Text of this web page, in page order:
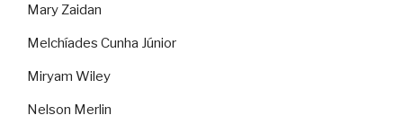
Mary Zaidan
Melchíades Cunha Júnior
Miryam Wiley
Nelson Merlin